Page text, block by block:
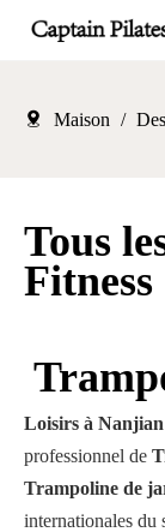
Maison /
Tous
Fitness
Loisirs à Nanjian
professionnel de
Trampoline de
internationales du